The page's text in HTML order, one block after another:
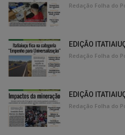
Redação Folha do
EDIÇÃO
Redação Folha do
EDIÇÃO
Redação Folha do